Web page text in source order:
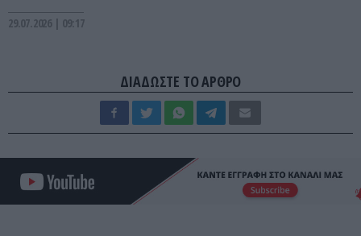
29.07.2026 | 09:17
ΔΙΑΔΩΣΤΕ ΤΟ ΑΡΘΡΟ